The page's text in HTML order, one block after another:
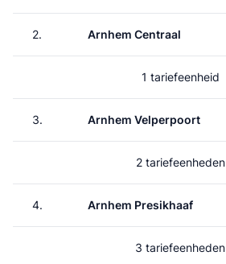
2. Arnhem Centraal
1 tariefeenheid
3. Arnhem Velperpoort
2 tariefeenheden
4. Arnhem Presikhaaf
3 tariefeenheden